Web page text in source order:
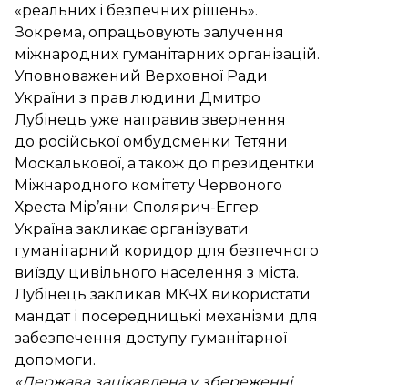
«реальних і безпечних рішень».
Зокрема, опрацьовують залучення
міжнародних гуманітарних організацій.
Уповноважений Верховної Ради
України з прав людини Дмитро
Лубінець уже направив звернення
до російської омбудсменки Тетяни
Москалькової, а також до президентки
Міжнародного комітету Червоного
Хреста Мір’яни Сполярич-Еггер.
Україна закликає організувати
гуманітарний коридор для безпечного
виїзду цивільного населення з міста.
Лубінець закликав МКЧХ використати
мандат і посередницькі механізми для
забезпечення доступу гуманітарної
допомоги.